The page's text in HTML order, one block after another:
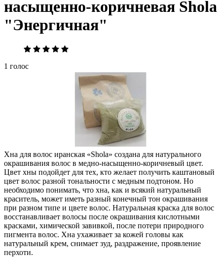
насыщенно-коричневая Shola
"Энергичная"
1 голос
Хна для волос иранская «Shola» создана для натурального
окрашивания волос в медно-насыщенно-коричневый цвет.
Цвет хны подойдет для тех, кто желает получить каштановый
цвет волос разной тональности с медным подтоном. Но
необходимо понимать, что хна, как и всякий натуральный
краситель, может иметь разный конечный тон окрашивания
при разном типе и цвете волос. Натуральная краска для волос
восстанавливает волосы после окрашивания кислотными
красками, химической завивкой, после потери природного
пигмента волос. Хна ухаживает за кожей головы как
натуральный крем, снимает зуд, раздражение, проявление
перхоти.